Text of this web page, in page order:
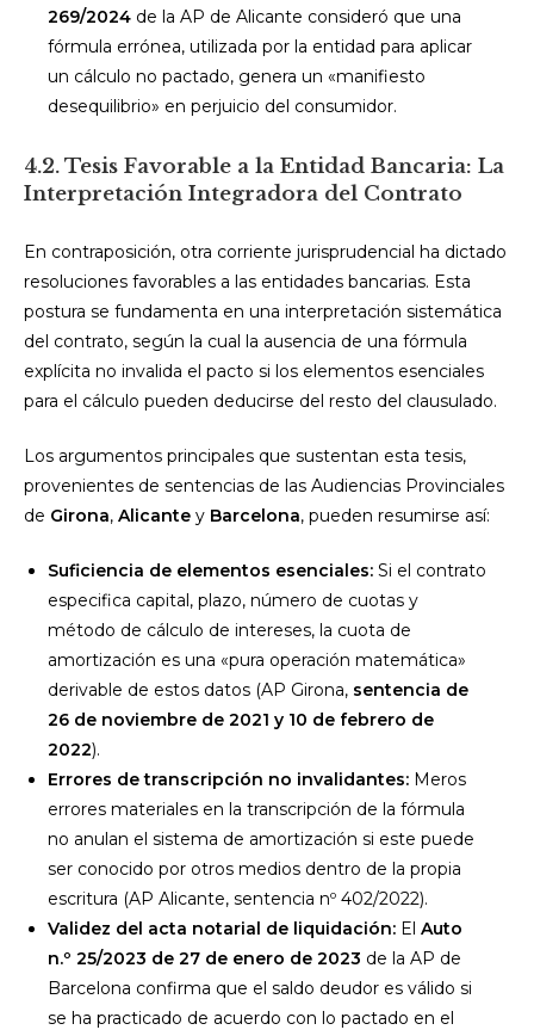
269/2024 de la AP de Alicante consideró que una
fórmula errónea, utilizada por la entidad para aplicar
un cálculo no pactado, genera un «manifiesto
desequilibrio» en perjuicio del consumidor.
4.2. Tesis Favorable a la Entidad Bancaria: La
Interpretación Integradora del Contrato
En contraposición, otra corriente jurisprudencial ha dictado
resoluciones favorables a las entidades bancarias. Esta
postura se fundamenta en una interpretación sistemática
del contrato, según la cual la ausencia de una fórmula
explícita no invalida el pacto si los elementos esenciales
para el cálculo pueden deducirse del resto del clausulado.
Los argumentos principales que sustentan esta tesis,
provenientes de sentencias de las Audiencias Provinciales
de Girona, Alicante y Barcelona, pueden resumirse así:
Suficiencia de elementos esenciales: Si el contrato
especifica capital, plazo, número de cuotas y
método de cálculo de intereses, la cuota de
amortización es una «pura operación matemática»
derivable de estos datos (AP Girona, sentencia de
26 de noviembre de 2021 y 10 de febrero de
2022).
Errores de transcripción no invalidantes: Meros
errores materiales en la transcripción de la fórmula
no anulan el sistema de amortización si este puede
ser conocido por otros medios dentro de la propia
escritura (AP Alicante, sentencia nº 402/2022).
Validez del acta notarial de liquidación: El Auto
n.º 25/2023 de 27 de enero de 2023 de la AP de
Barcelona confirma que el saldo deudor es válido si
se ha practicado de acuerdo con lo pactado en el